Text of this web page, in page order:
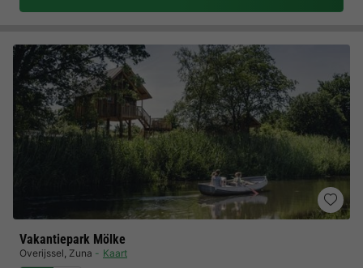
Vakantiepark Mölke
Overijssel, Zuna Kaart